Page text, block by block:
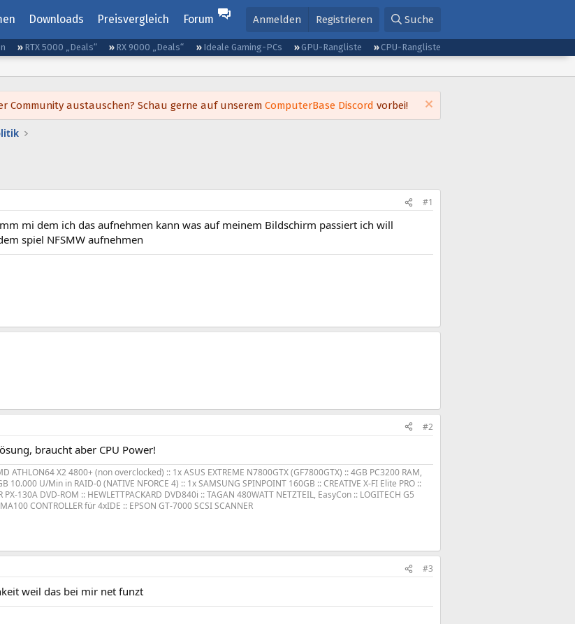
Downloads Preisvergleich Forum Anmelden Registrieren Suche
RTX 5000 „Deals“ RX 9000 „Deals“ Ideale Gaming-PCs GPU-Rangliste
CPU-Rangliste
Community austauschen? Schau gerne auf unserem ComputerBase Discord vorbei!
#1
mi dem ich das aufnehmen kann was auf meinem Bildschirm passiert ich will
spiel NFSMW aufnehmen
#2
braucht aber CPU Power!
ATHLON64 X2 4800+ (non overclocked) :: 1x ASUS EXTREME N7800GTX (GF7800GTX) :: 4GB PC3200 RAM,
10.000 U/Min in RAID-0 (NATIVE NFORCE 4) :: 1x SAMSUNG SPINPOINT 160GB :: CREATIVE X-FI Elite PRO ::
PX-130A DVD-ROM :: HEWLETTPACKARD DVD840i :: TAGAN 480WATT NETZTEIL, EasyCon :: LOGITECH G5
CONTROLLER für 4xIDE :: EPSON GT-7000 SCSI SCANNER
#3
weil das bei mir net funzt